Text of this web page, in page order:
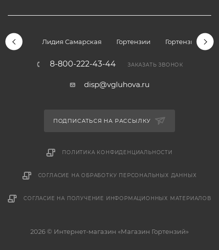
Лидия Самарская Гортензии Гортензии
8-800-222-43-44 ЗАКАЗАТЬ ЗВОНОК
disp@vgluhova.ru
ПОДПИСАТЬСЯ НА РАССЫЛКУ
ПОЛИТИКА КОНФИДЕНЦИАЛЬНОСТИ
СОГЛАСИЕ НА ОБРАБОТКУ ПЕРСОНАЛЬНЫХ ДАННЫХ
СОГЛАСИЕ НА ПОЛУЧЕНИЕ ИНФОРМАЦИОННЫХ МАТЕРИАЛОВ
2026 © Интернет-магазин «Магазин Гортензий»